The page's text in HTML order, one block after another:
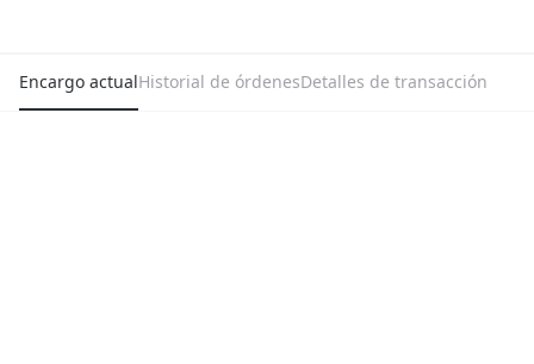
Encargo actualHistorial de órdenesDetalles de transacción